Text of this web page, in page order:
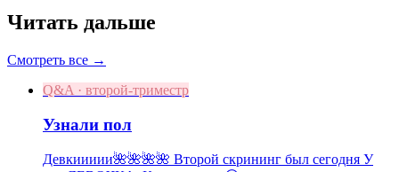
Читать дальше
Смотреть все →
Q&A · второй-триместр
Узнали пол
Девкиииии🌺🌺🌺🌺 Второй скрининг был сегодня У